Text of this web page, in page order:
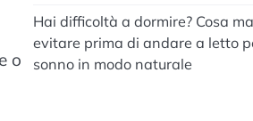
o
Hai difficoltà a dormire? Cosa
evitare prima di andare a letto
sonno in modo naturale